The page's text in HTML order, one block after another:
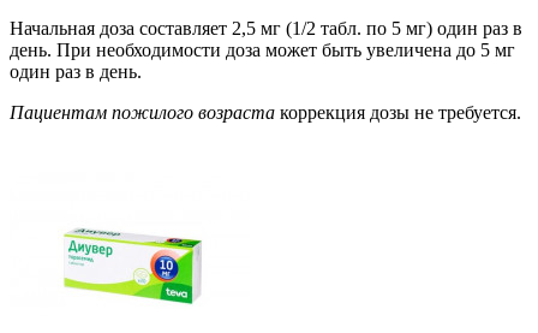
Начальная доза составляет 2,5 мг (1/2 табл. по 5 мг) один раз в
день. При необходимости доза может быть увеличена до 5 мг
один раз в день.
Пациентам пожилого возраста коррекция дозы не требуется.